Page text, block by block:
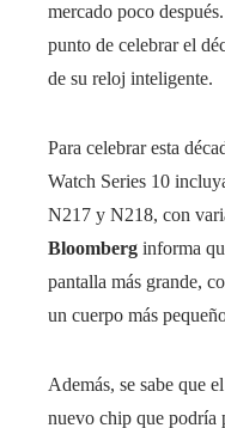
mercado poco
punto de celebrar el
de su reloj inteligente.
Para celebrar esta
Watch Series 10
N217 y N218, con
Bloomberg informa
pantalla más grande,
un cuerpo más
Además, se sabe que
nuevo chip que podría